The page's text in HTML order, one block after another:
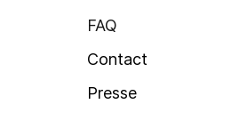
FAQ
Contact
Presse